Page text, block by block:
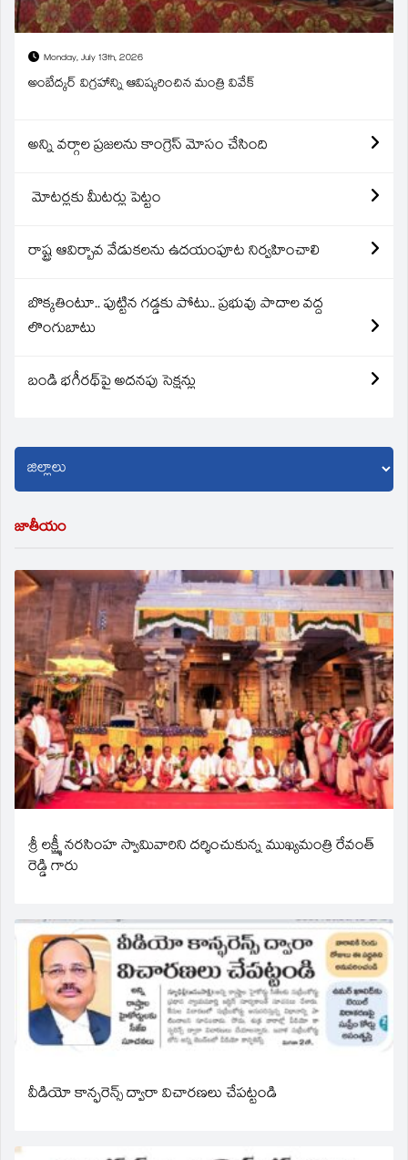
Monday, July 13th, 2026
అంబేద్కర్ విగ్రహాన్ని ఆవిష్కరించిన మంత్రి వివేక్
అన్ని వర్గాల ప్రజలను కాంగ్రెస్ మోసం చేసింది
మోటర్లకు మీటర్లు పెట్టం
రాష్ట్ర ఆవిర్బావ వేడుకలను ఉదయంపూట నిర్వహించాలి
బొక్కతింటూ.. పుట్టిన గడ్డకు పోటు.. ప్రభువు పాదాల వద్ద
లొంగుబాటు
బండి భగీరథ్‌పై అదనపు సెక్షన్లు
జాతీయం
శ్రీ లక్ష్మీ నరసింహ స్వామివారిని దర్శించుకున్న ముఖ్యమంత్రి రేవంత్
రెడ్డి గారు
వీడియో కాన్ఫరెన్స్ ద్వారా విచారణలు చేపట్టండి